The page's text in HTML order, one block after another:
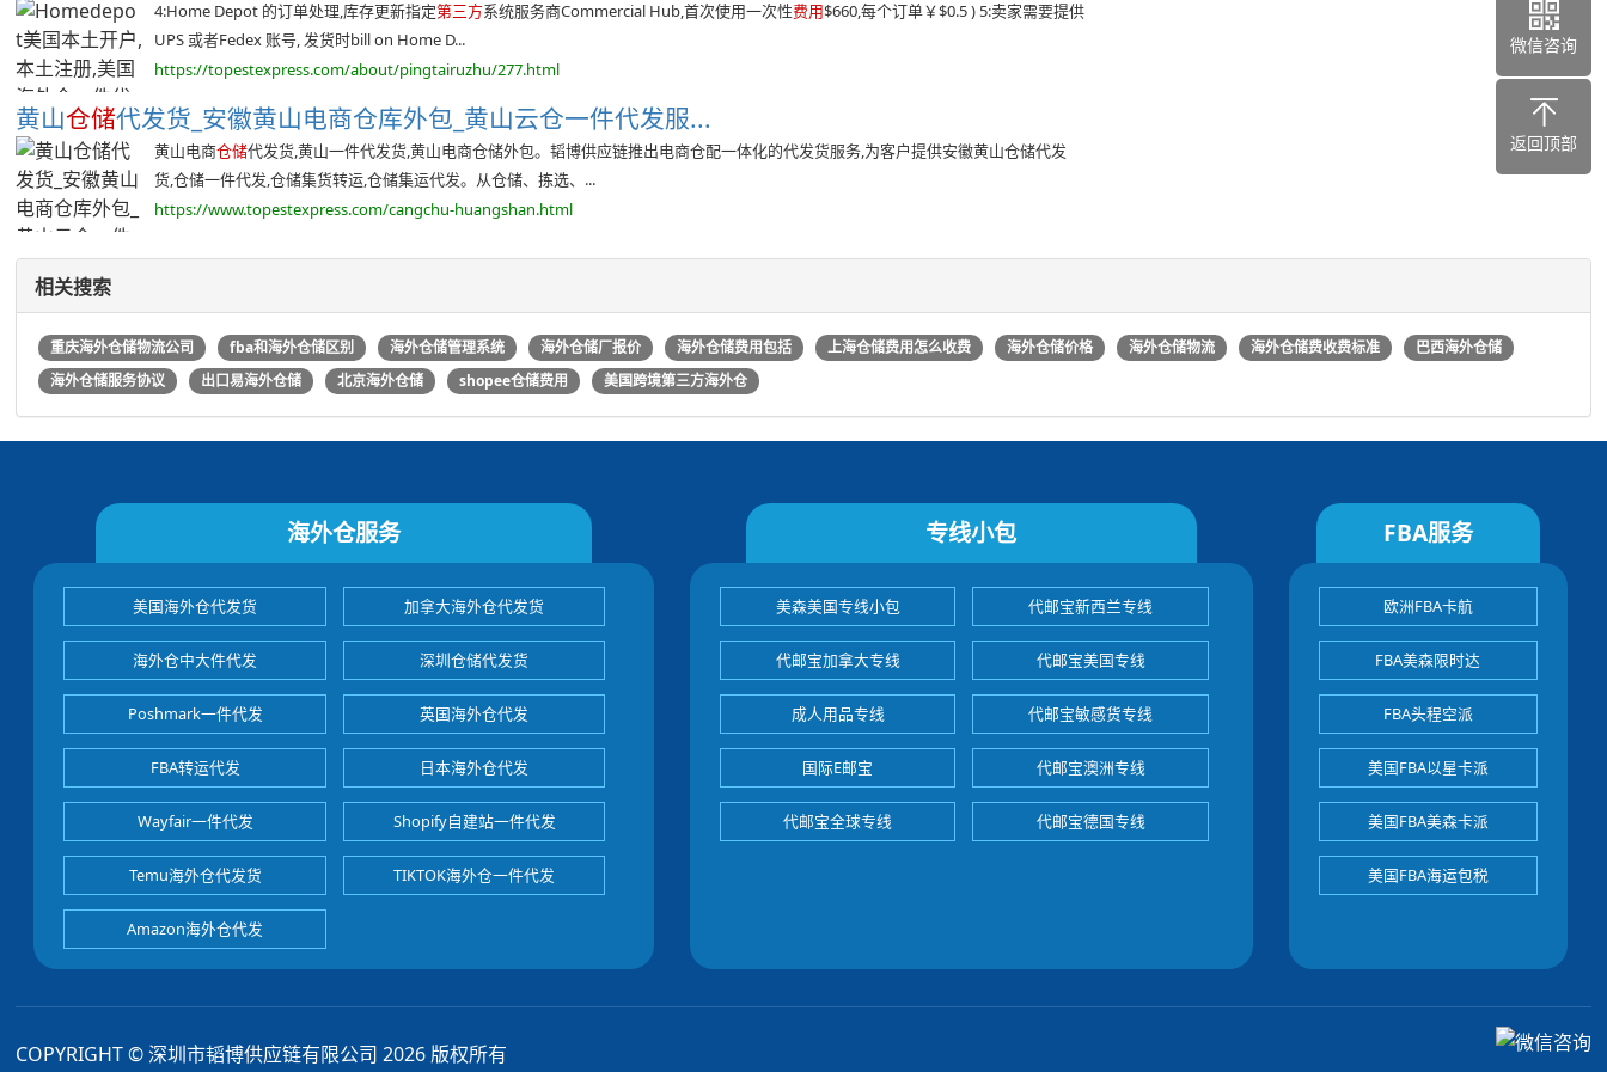
4:Home Depot 的订单处理,库存更新指定第三方系统服务商Commercial Hub,首次使用一次性费用$660,每个订单￥$0.5 ) 5:卖家需要提供
UPS 或者Fedex 账号, 发货时bill on Home D...
https://topestexpress.com/about/pingtairuzhu/277.html
黄山仓储代发货_安徽黄山电商仓库外包_黄山云仓一件代发服...
黄山电商仓储代发货,黄山一件代发货,黄山电商仓储外包。韬博供应链推出电商仓配一体化的代发货服务,为客户提供安徽黄山仓储代发
货,仓储一件代发,仓储集货转运,仓储集运代发。从仓储、拣选、...
https://www.topestexpress.com/cangchu-huangshan.html
相关搜索
重庆海外仓储物流公司 fba和海外仓储区别 海外仓储管理系统 海外仓储厂报价 海外仓储费用包括 上海仓储费用怎么收费 海外仓储价格 海外仓储物流 海外仓储费收费标准
巴西海外仓储
海外仓储服务协议
出口易海外仓储 北京海外仓储 shopee仓储费用 美国跨境第三方海外仓
海外仓服务
美国海外仓代发货 加拿大海外仓代发货
海外仓中大件代发 深圳仓储代发货
Poshmark一件代发 英国海外仓代发
FBA转运代发 日本海外仓代发
Wayfair一件代发 Shopify自建站一件代发
Temu海外仓代发货 TIKTOK海外仓一件代发
Amazon海外仓代发
专线小包
美森美国专线小包 代邮宝新西兰专线
代邮宝加拿大专线 代邮宝美国专线
成人用品专线 代邮宝敏感货专线
国际E邮宝 代邮宝澳洲专线
代邮宝全球专线 代邮宝德国专线
FBA服务
欧洲FBA卡航
FBA美森限时达
FBA头程空派
美国FBA以星卡派
美国FBA美森卡派
美国FBA海运包税
COPYRIGHT © 深圳市韬博供应链有限公司 2026 版权所有
微信咨询
返回顶部